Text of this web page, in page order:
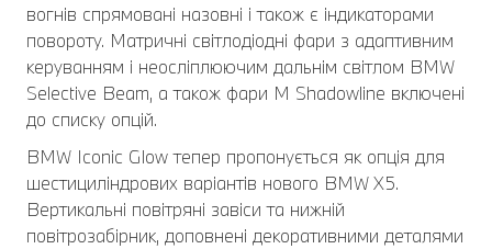
вогнів спрямовані назовні і також є індикаторами
повороту. Матричні світлодіодні фари з адаптивним
керуванням і неосліплюючим дальнім світлом BMW
Selective Beam, а також фари M Shadowline включені
до списку опцій.
BMW Іconic Glow тепер пропонується як опція для
шестициліндрових варіантів нового BMW X5.
Вертикальні повітряні завіси та нижній
повітрозабірник, доповнені декоративними деталями